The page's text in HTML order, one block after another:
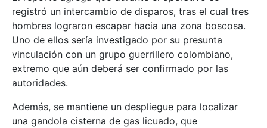
registró un intercambio de disparos, tras el cual tres
hombres lograron escapar hacia una zona boscosa.
Uno de ellos sería investigado por su presunta
vinculación con un grupo guerrillero colombiano,
extremo que aún deberá ser confirmado por las
autoridades.
Además, se mantiene un despliegue para localizar
una gandola cisterna de gas licuado, que